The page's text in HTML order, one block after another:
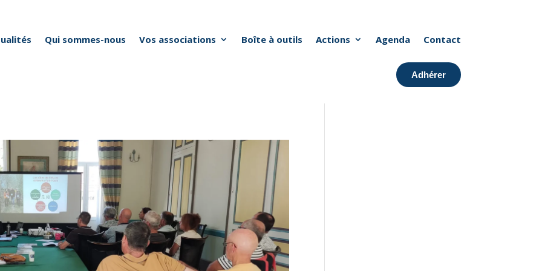
Qui sommes-nous Vos associations Boîte à outils Actions Agenda Contact
Adhérer